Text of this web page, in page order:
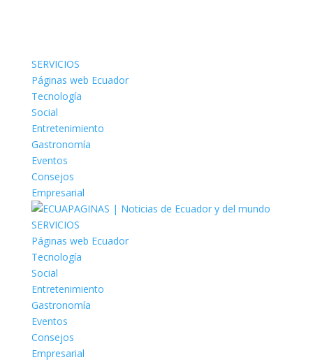
SERVICIOS
Páginas web Ecuador
Tecnología
Social
Entretenimiento
Gastronomía
Eventos
Consejos
Empresarial
SERVICIOS
Páginas web Ecuador
Tecnología
Social
Entretenimiento
Gastronomía
Eventos
Consejos
Empresarial